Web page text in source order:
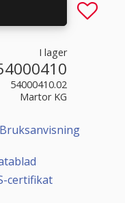
Lägg till
I lager
54000410.02
Martor KG
certifikat